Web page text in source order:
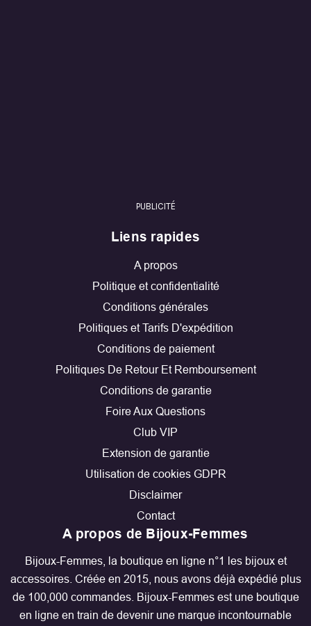
PUBLICITÉ
Liens rapides
A propos
Politique et confidentialité
Conditions générales
Politiques et Tarifs D'expédition
Conditions de paiement
Politiques De Retour Et Remboursement
Conditions de garantie
Foire Aux Questions
Club VIP
Extension de garantie
Utilisation de cookies GDPR
Disclaimer
Contact
A propos de Bijoux-Femmes
Bijoux-Femmes, la boutique en ligne n°1 les bijoux et
accessoires. Créée en 2015, nous avons déjà expédié plus
de 100,000 commandes. Bijoux-Femmes est une boutique
en ligne en train de devenir une marque incontournable